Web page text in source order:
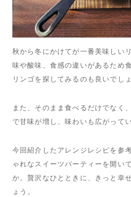
秋から冬にかけてが一番美味しい
味や酸味、食感の違いがあるため
リンゴを探してみるのも良いでしょ
また、そのまま食べるだけでなく
で甘味が増し、味わいも広がってい
今回紹介したアレンジレシピを参
ゃれなスイーツパーティーを開い
か。贅沢なひとときに、きっと幸
ょう。